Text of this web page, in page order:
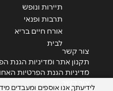
תיירות ונופש
תרבות ופנאי
אורח חיים בריא
לבית
צור קשר
תקנון אתר ומדיניות הגנת
מדיניות הגנת הפרטיות
לידיעתך, אנו אוספים ומעבדים